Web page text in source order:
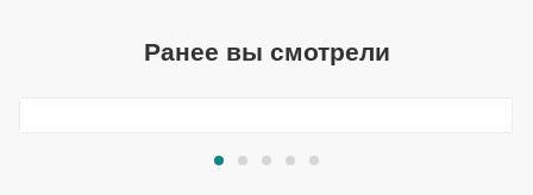
Ранее вы смотрели